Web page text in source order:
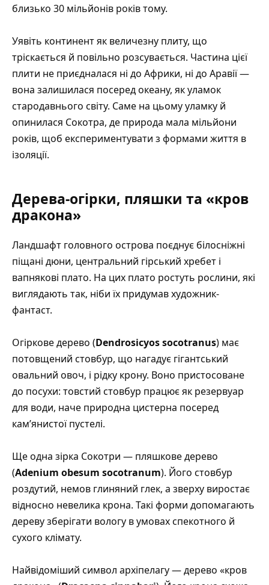
близько 30 мільйонів років тому.
Уявіть континент як величезну плиту, що
тріскається й повільно розсувається. Частина цієї
плити не приєдналася ні до Африки, ні до Аравії —
вона залишилася посеред океану, як уламок
стародавнього світу. Саме на цьому уламку й
опинилася Сокотра, де природа мала мільйони
років, щоб експериментувати з формами життя в
ізоляції.
Дерева-огірки, пляшки та «кров
дракона»
Ландшафт головного острова поєднує білосніжні
піщані дюни, центральний гірський хребет і
вапнякові плато. На цих плато ростуть рослини, які
виглядають так, ніби їх придумав художник-
фантаст.
Огіркове дерево (Dendrosicyos socotranus) має
потовщений стовбур, що нагадує гігантський
овальний овоч, і рідку крону. Воно пристосоване
до посухи: товстий стовбур працює як резервуар
для води, наче природна цистерна посеред
кам’янистої пустелі.
Ще одна зірка Сокотри — пляшкове дерево
(Adenium obesum socotranum). Його стовбур
роздутий, немов глиняний глек, а зверху виростає
відносно невелика крона. Такі форми допомагають
дереву зберігати вологу в умовах спекотного й
сухого клімату.
Найвідоміший символ архіпелагу — дерево «кров